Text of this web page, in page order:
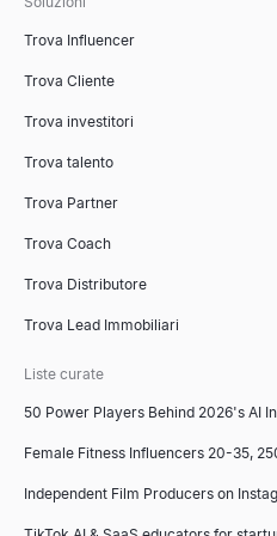
Genera istantaneamente
Strumento di Confronto
Esplora→
Generatore di Fatture
Crea fatture professionali
Esplora→
Trova Influencer
Trova Cliente
Trova investitori
Trova talento
Trova Partner
Trova Coach
Trova Distributore
Trova Lead Immobiliari
Liste curate
50 Power Players Behind 2026's AI
Female Fitness Influencers 20-35,
Independent Film Producers on